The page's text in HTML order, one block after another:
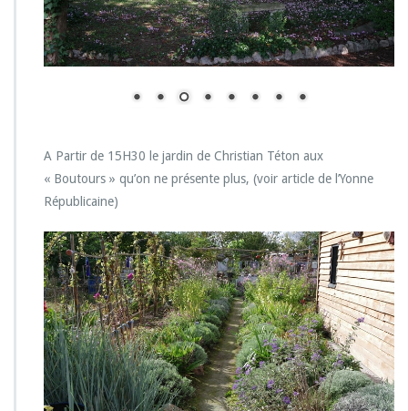
A Partir de 15H30 le jardin de Christian Téton aux
« Boutours » qu’on ne présente plus, (voir article de l’Yonne
Républicaine)